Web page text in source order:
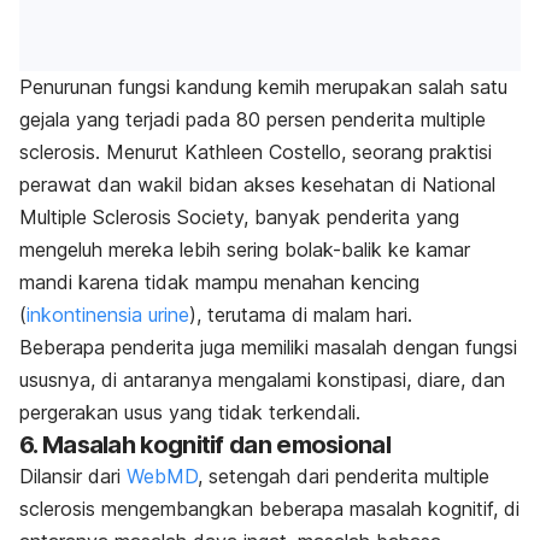
Penurunan fungsi kandung kemih merupakan salah satu
gejala yang terjadi pada 80 persen penderita multiple
sclerosis. Menurut Kathleen Costello, seorang praktisi
perawat dan wakil bidan akses kesehatan di National
Multiple Sclerosis Society, banyak penderita yang
mengeluh mereka lebih sering bolak-balik ke kamar
mandi karena tidak mampu menahan kencing
(inkontinensia urine), terutama di malam hari.
Beberapa penderita juga memiliki masalah dengan fungsi
ususnya, di antaranya mengalami konstipasi, diare, dan
pergerakan usus yang tidak terkendali.
6. Masalah kognitif dan emosional
Dilansir dari WebMD, setengah dari penderita multiple
sclerosis mengembangkan beberapa masalah kognitif, di